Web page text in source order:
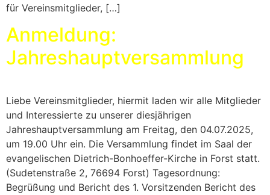
für Vereinsmitglieder, […]
Anmeldung:
Jahreshauptversammlung
Liebe Vereinsmitglieder, hiermit laden wir alle Mitglieder
und Interessierte zu unserer diesjährigen
Jahreshauptversammlung am Freitag, den 04.07.2025,
um 19.00 Uhr ein. Die Versammlung findet im Saal der
evangelischen Dietrich-Bonhoeffer-Kirche in Forst statt.
(Sudetenstraße 2, 76694 Forst) Tagesordnung:
Begrüßung und Bericht des 1. Vorsitzenden Bericht des